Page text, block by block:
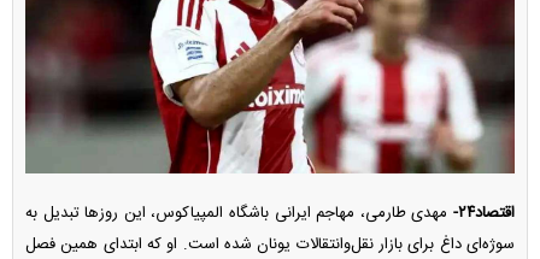
اقتصاد۲۴-
مهدی طارمی، مهاجم ایرانی باشگاه المپیاکوس، این روز‌ها تبدیل به
سوژه‌ای داغ برای بازار نقل‌وانتقالات یونان شده است. او که ابتدای همین فصل